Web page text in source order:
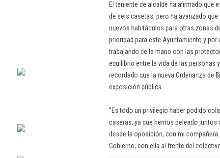
El teniente de alcalde ha afirmado
de seis casetas, pero ha avanzado
nuevos habitáculos para otras zonas
prioridad para este Ayuntamiento y
trabajando de la mano con las
equilibrio entre la vida de las personas
recordado que la nueva Ordenanza de
exposición pública.
“Es todo un privilegio haber podido
caseras, ya que hemos peleado
desde la oposición, con mi
Gobierno, con ella al frente del